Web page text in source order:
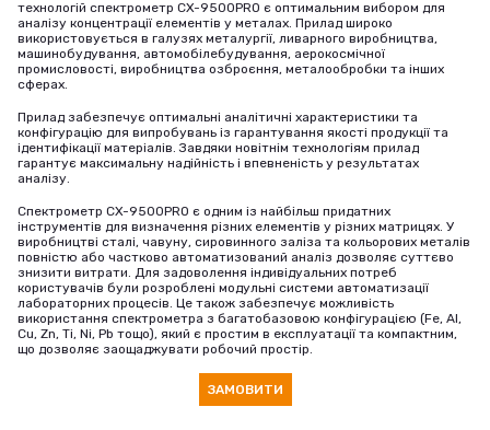
технологій спектрометр CX-9500PRO є оптимальним вибором для
аналізу концентрації елементів у металах. Прилад широко
використовується в галузях металургії, ливарного виробництва,
машинобудування, автомобілебудування, аерокосмічної
промисловості, виробництва озброєння, металообробки та інших
сферах.
Прилад забезпечує оптимальні аналітичні характеристики та
конфігурацію для випробувань із гарантування якості продукції та
ідентифікації матеріалів. Завдяки новітнім технологіям прилад
гарантує максимальну надійність і впевненість у результатах
аналізу.
Спектрометр CX-9500PRO є одним із найбільш придатних
інструментів для визначення різних елементів у різних матрицях. У
виробництві сталі, чавуну, сировинного заліза та кольорових металів
повністю або частково автоматизований аналіз дозволяє суттєво
знизити витрати. Для задоволення індивідуальних потреб
користувачів були розроблені модульні системи автоматизації
лабораторних процесів. Це також забезпечує можливість
використання спектрометра з багатобазовою конфігурацією (Fe, Al,
Cu, Zn, Ti, Ni, Pb тощо), який є простим в експлуатації та компактним,
що дозволяє заощаджувати робочий простір.
ЗАМОВИТИ